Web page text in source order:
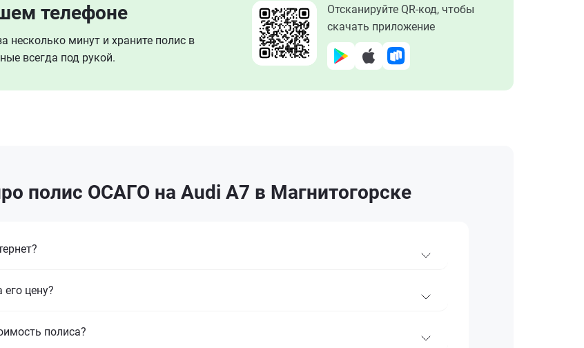
телефоне
несколько минут и храните полис в
всегда под рукой.
Отсканируйте QR-код, чтобы
скачать приложение
полис ОСАГО на Audi A7 в Магнитогорске
цену?
полиса?